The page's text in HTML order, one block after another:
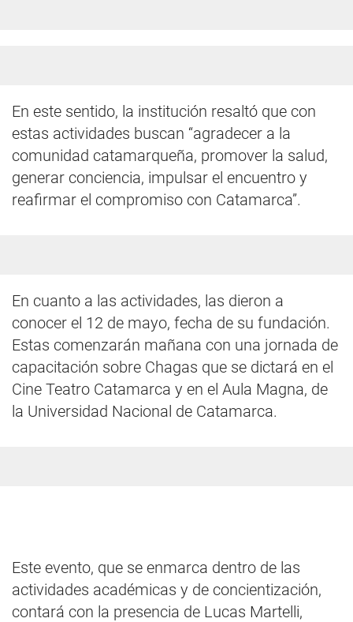
En este sentido, la institución resaltó que con
estas actividades buscan “agradecer a la
comunidad catamarqueña, promover la salud,
generar conciencia, impulsar el encuentro y
reafirmar el compromiso con Catamarca”.
En cuanto a las actividades, las dieron a
conocer el 12 de mayo, fecha de su fundación.
Estas comenzarán mañana con una jornada de
capacitación sobre Chagas que se dictará en el
Cine Teatro Catamarca y en el Aula Magna, de
la Universidad Nacional de Catamarca.
Este evento, que se enmarca dentro de las
actividades académicas y de concientización,
contará con la presencia de Lucas Martelli,